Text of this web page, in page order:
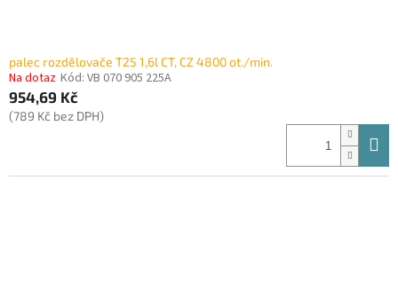
palec rozdělovače T25 1,6l CT, CZ 4800 ot./min.
Na dotaz Kód: VB 070 905 225A
954,69 Kč
(789 Kč bez DPH)